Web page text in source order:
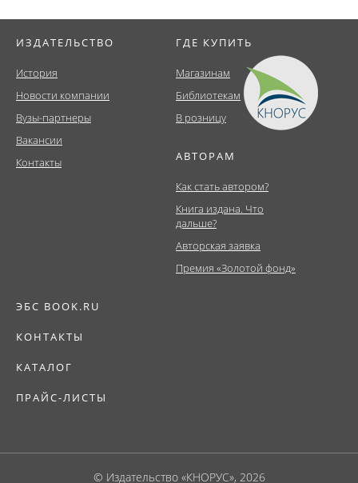
ИЗДАТЕЛЬСТВО
История
Новости компании
Вузы-партнеры
Вакансии
Контакты
ГДЕ КУПИТЬ
Магазинам
Библиотекам
В розницу
АВТОРАМ
Как стать автором?
Книга издана. Что
дальше?
Авторская заявка
Премия «Золотой фонд»
ЭБС BOOK.RU
КОНТАКТЫ
КАТАЛОГ
ПРАЙС-ЛИСТЫ
© Издательство «КНОРУС», 2026